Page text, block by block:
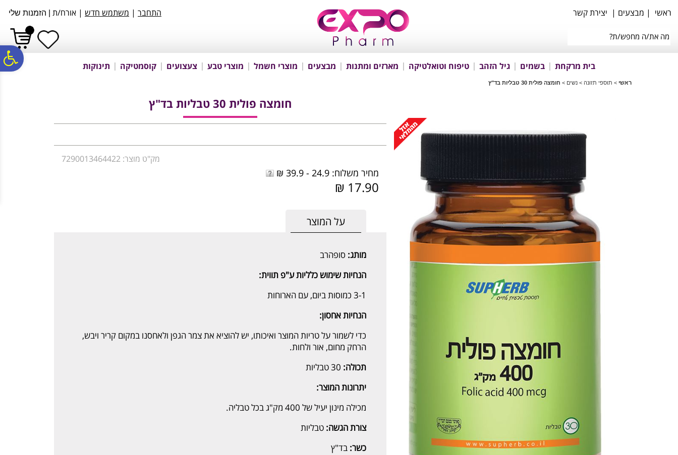
נגישות
אתר
המרכזי
ראשי | מבצעים | יצירת קשר התחבר | משתמש חדש | אורח/ת הזמנות שלי
בית מרקחת בשמים גיל הזהב טיפוח וטואלטיקה מארזים ומתנות מבצעים מוצרי חשמל מוצרי טבע צעצועים קוסמטיקה תינוקות
ראשי > תוספי תזונה > נשים > חומצה פולית 30 טבליות בד"ץ
חומצה פולית 30 טבליות בד"ץ
מק"ט מוצר: 7290013464422
מחיר משלוח: 24.9 - 39.9 ₪
17.90 ₪
על המוצר
מותג: סופהרב
הנחיות שימוש כלליות ע"פ תווית:
3-1 כמוסות ביום, עם הארוחות
הנחיות אחסון:
כדי לשמור על טריות המוצר ואיכותו, יש להוציא את צמר הגפן ולאחסנו במקום קריר ויבש,
הרחק מחום, אור ולחות.
תכולה:
יתרונות המוצר:
מכילה מינון יעיל של 400 מק"ג בכל טבליה.
צורת הגשה: טבליות
כשר: בד"ץ